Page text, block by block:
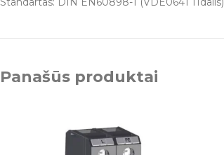
Panašūs produktai